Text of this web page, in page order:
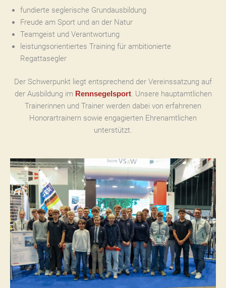
fundierte seglerische Grundausbildung
Freude am Sport und an der Natur
Teamgeist und Verantwortung
leistungsorientiertes Training für ambitionierte
Regattasegler
Der Schwerpunkt liegt entsprechend der Vereinssatzung auf
der Ausbildung im Rennsegelsport. Unsere hauptamtlichen
Trainerinnen und Trainer werden dabei von erfahrenen
Honorartrainern sowie engagierten Ehrenamtlichen
unterstützt.